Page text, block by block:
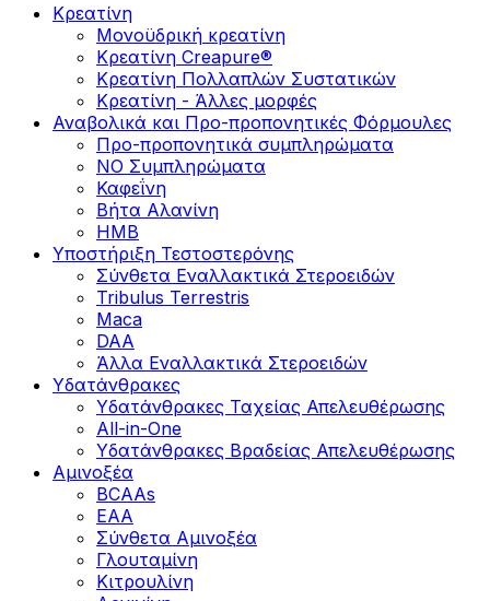
Κρεατίνη
Μονοϋδρική κρεατίνη
Κρεατίνη Creapure®
Κρεατίνη Πολλαπλών Συστατικών
Κρεατίνη - Άλλες μορφές
Αναβολικά και Προ-προπονητικές Φόρμουλες
Προ-προπονητικά συμπληρώματα
ΝΟ Συμπληρώματα
Καφεΐνη
Βήτα Αλανίνη
HMB
Υποστήριξη Τεστοστερόνης
Σύνθετα Εναλλακτικά Στεροειδών
Tribulus Terrestris
Maca
DAA
Άλλα Εναλλακτικά Στεροειδών
Υδατάνθρακες
Υδατάνθρακες Ταχείας Απελευθέρωσης
All-in-One
Υδατάνθρακες Βραδείας Απελευθέρωσης
Αμινοξέα
BCAAs
EAA
Σύνθετα Αμινοξέα
Γλουταμίνη
Κιτρουλίνη